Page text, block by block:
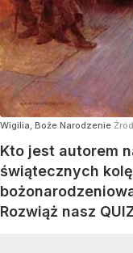
Wigilia, Boże Narodzenie
Kto jest autorem
świątecznych
Rozwiąż nasz